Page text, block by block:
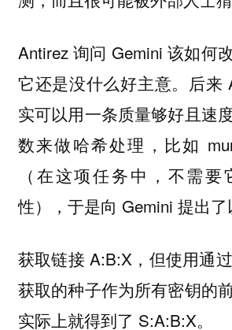
Antirez 询问 Gemini 该如何
它还是没什么好主意。后来
实可以用一条质量够好且速
数来做哈希处理，比如
（在这项任务中，不需
性），于是向 Gemini 提出了
获取链接 A:B:X，但使用通
获取的种子作为所有密钥的
实际上就得到了 S:A:B:X。